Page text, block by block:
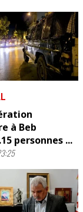
à Beb
personnes ...